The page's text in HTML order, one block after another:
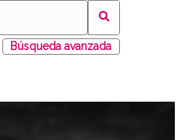
Búsqueda avanzada